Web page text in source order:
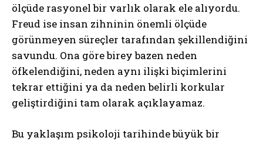
ölçüde rasyonel bir varlık olarak ele alıyordu.
Freud ise insan zihninin önemli ölçüde
görünmeyen süreçler tarafından şekillendiğini
savundu. Ona göre birey bazen neden
öfkelendiğini, neden aynı ilişki biçimlerini
tekrar ettiğini ya da neden belirli korkular
geliştirdiğini tam olarak açıklayamaz.
Bu yaklaşım psikoloji tarihinde büyük bir